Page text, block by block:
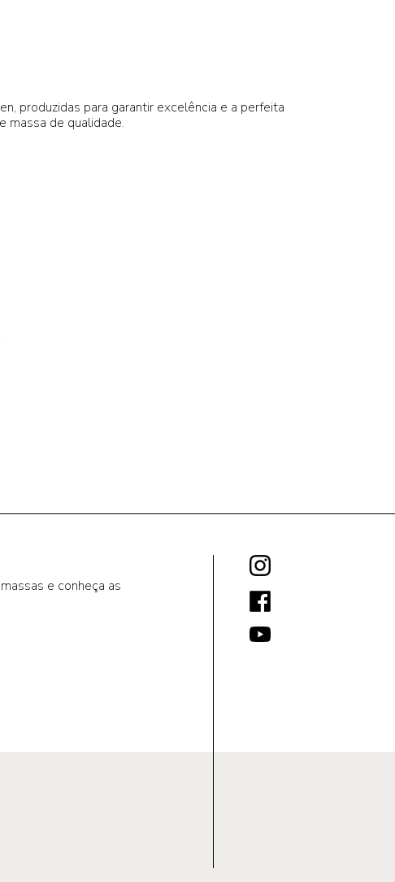
produzidas para garantir excelência e a perfeita
massa de qualidade.
e conheça as